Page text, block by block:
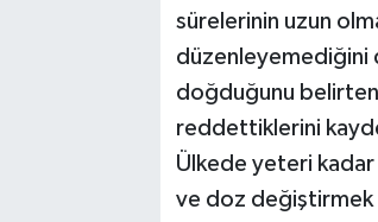
sürelerinin uzun
düzenleyemediğini
doğduğunu
reddettiklerini
Ülkede yeteri kadar
ve doz değiştirmek